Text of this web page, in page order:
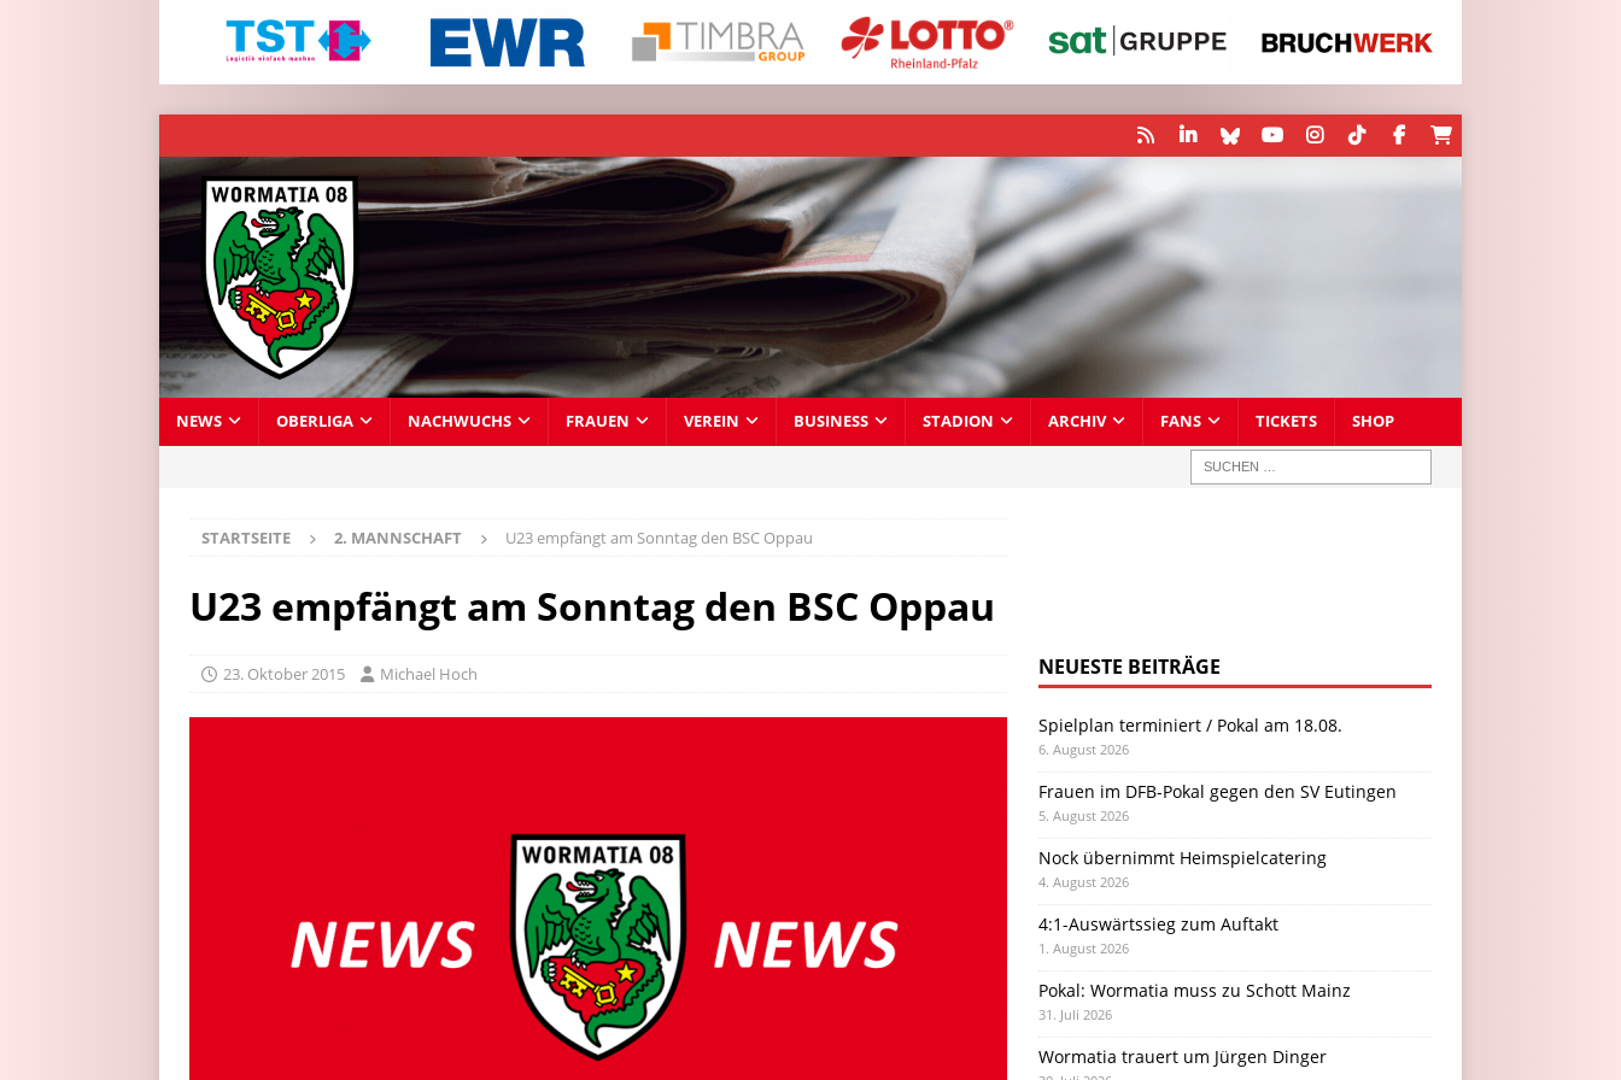
NEWS OBERLIGA NACHWUCHS FRAUEN VEREIN BUSINESS STADION ARCHIV FANS TICKETS SHOP
STARTSEITE 2. MANNSCHAFT U23 empfängt am Sonntag den BSC Oppau
U23 empfängt am Sonntag den BSC Oppau
23. Oktober 2015 Michael Hoch NEUESTE BEITRÄGE
Spielplan terminiert / Pokal am 18.08.
6. August 2026
Frauen im DFB-Pokal gegen den SV Eutingen
5. August 2026
Nock übernimmt Heimspielcatering
4. August 2026
4:1-Auswärtssieg zum Auftakt
1. August 2026
Pokal: Wormatia muss zu Schott Mainz
31. Juli 2026
Wormatia trauert um Jürgen Dinger